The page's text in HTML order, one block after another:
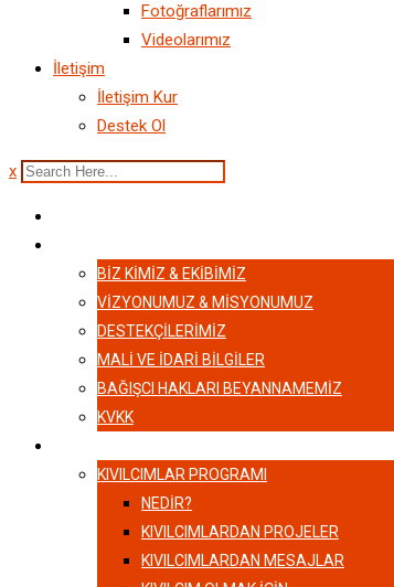
Fotoğraflarımız
Videolarımız
İletişim
İletişim Kur
Destek Ol
x
BIZ KIMIZ & EKIBIMIZ
VİZYONUMUZ & MİSYONUMUZ
DESTEKÇILERIMIZ
MALI VE İDARI BILGILER
BAĞIŞCI HAKLARI BEYANNAMEMIZ
KVKK
KIVILCIMLAR PROGRAMI
NEDİR?
KIVILCIMLARDAN PROJELER
KIVILCIMLARDAN MESAJLAR